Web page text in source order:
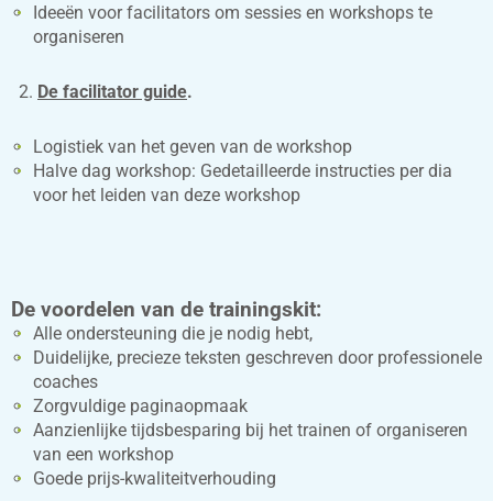
Ideeën voor facilitators om sessies en workshops te
organiseren
De facilitator guide.
Logistiek van het geven van de workshop
Halve dag workshop: Gedetailleerde instructies per dia
voor het leiden van deze workshop
De voordelen van de trainingskit:
Alle ondersteuning die je nodig hebt,
Duidelijke, precieze teksten geschreven door professionele
coaches
Zorgvuldige paginaopmaak
Aanzienlijke tijdsbesparing bij het trainen of organiseren
van een workshop
Goede prijs-kwaliteitverhouding